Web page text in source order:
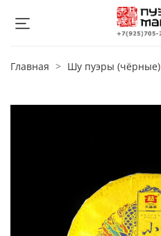
Главная Шу пуэры (чёрные)